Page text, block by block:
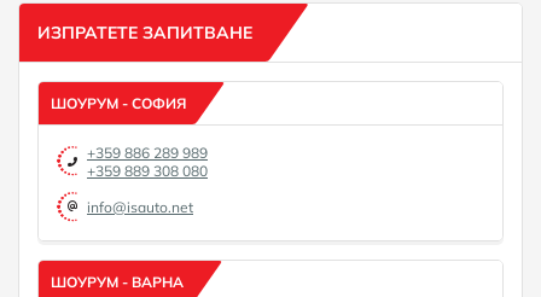
ИЗПРАТЕТЕ ЗАПИТВАНЕ
ШОУРУМ - СОФИЯ
+359 886 289 989
+359 889 308 080
info@isauto.net
ШОУРУМ - ВАРНА